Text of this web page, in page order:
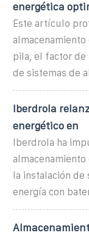
energética
Este artículo
pila, el factor de
de sistemas de
Iberdrola
energético en
Iberdrola ha
la instalación
energía con